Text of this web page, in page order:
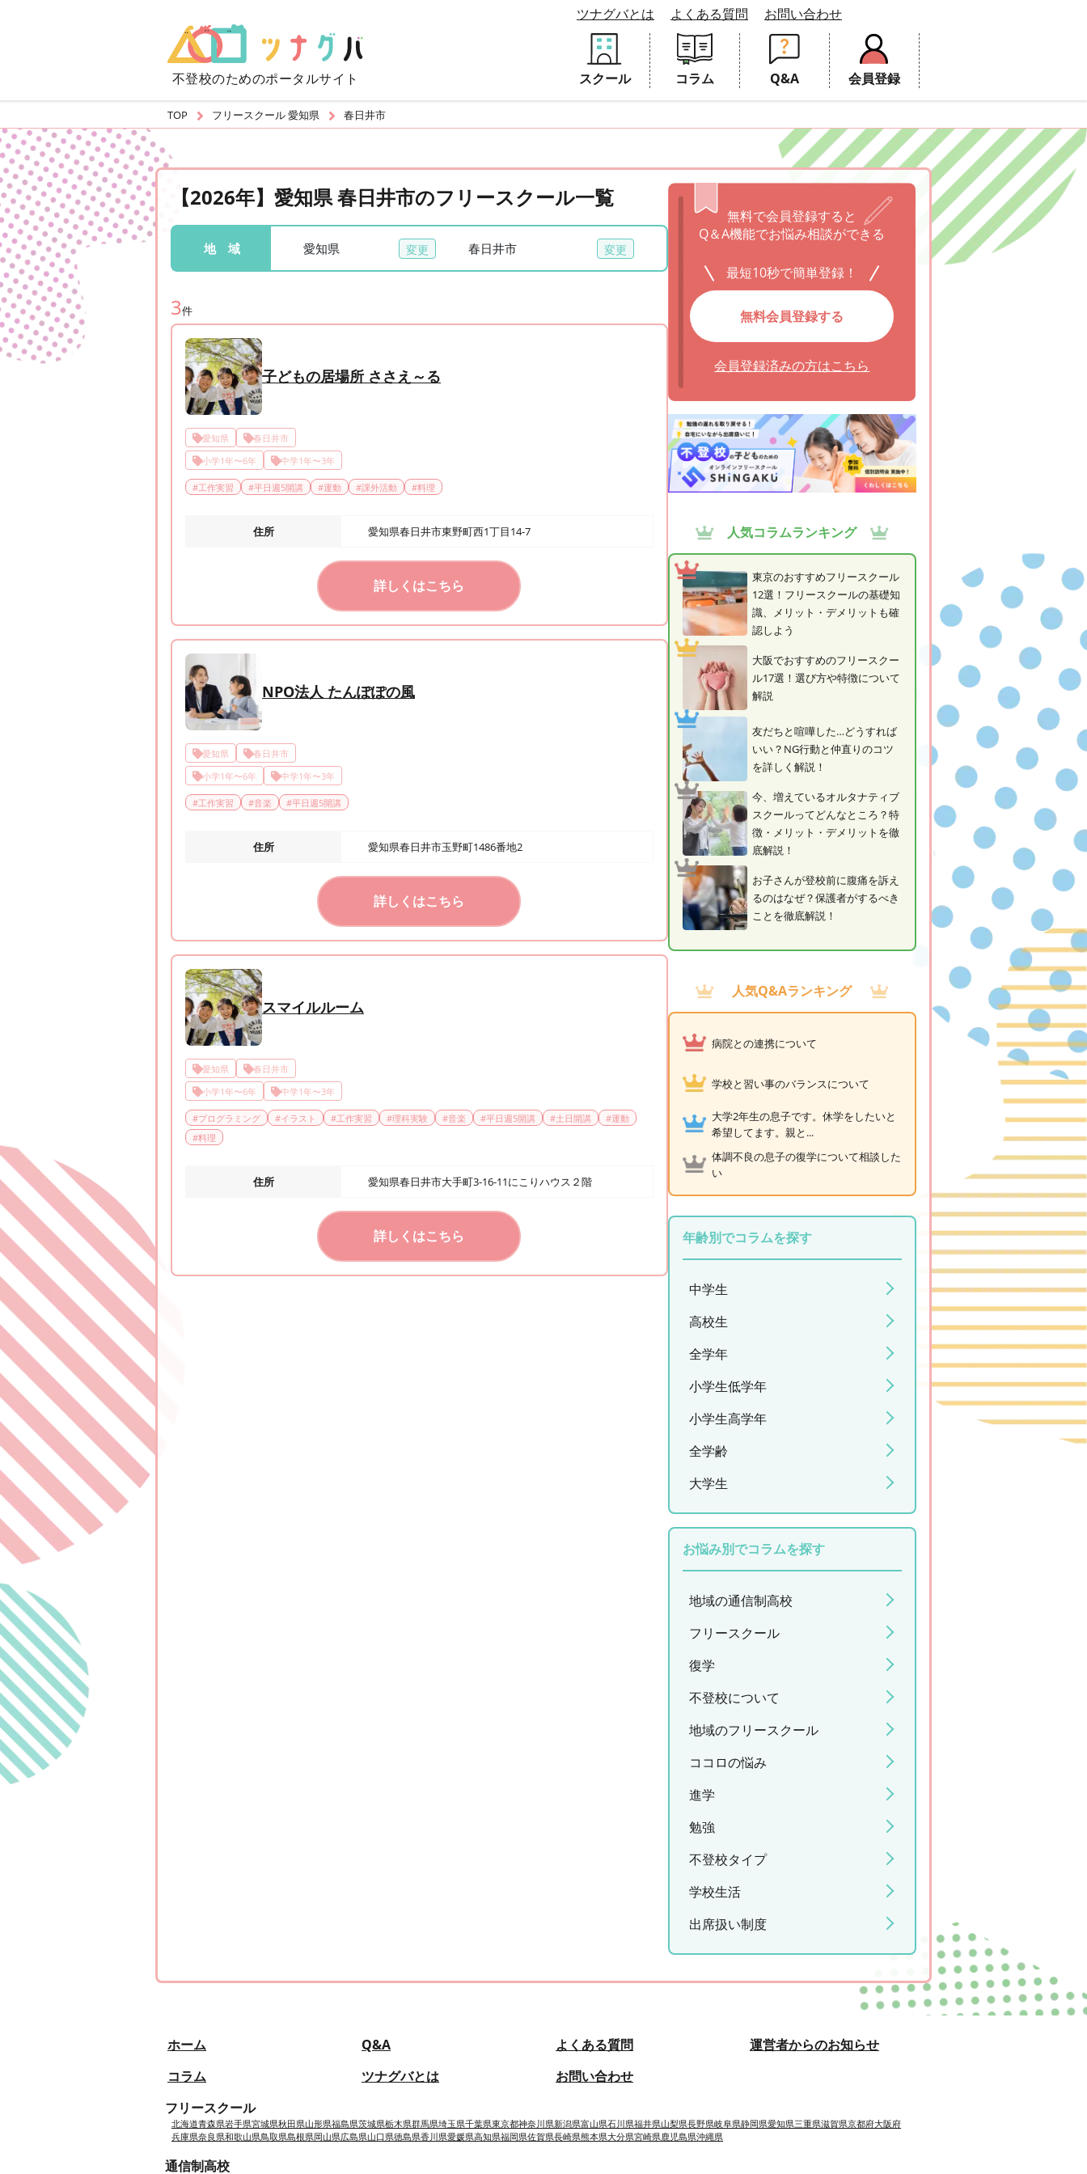
不登校のためのポータルサイト
ツナグバとは よくある質問 お問い合わせ
スクール コラム Q&A 会員登録
TOP フリースクール 愛知県 春日井市
【2026年】愛知県 春日井市のフリースクール一覧
地 域 愛知県 春日井市
3件
子どもの居場所 ささえ～る
愛知県
春日井市
小学1年〜6年
中学1年〜3年
#工作実習 #平日週5開講 #運動 #課外活動 #料理
住所 愛知県春日井市東野町西1丁目14-7
詳しくはこちら
NPO法人 たんぽぽの風
愛知県
春日井市
小学1年〜6年
中学1年〜3年
#工作実習 #音楽 #平日週5開講
住所 愛知県春日井市玉野町1486番地2
詳しくはこちら
スマイルルーム
愛知県
春日井市
小学1年〜6年
中学1年〜3年
#プログラミング #イラスト #工作実習 #理科実験 #音楽 #平日週5開講 #土日開講 #運動
#料理
住所 愛知県春日井市大手町3-16-11にこりハウス２階
詳しくはこちら
無料で会員登録すると
Q＆A機能でお悩み相談ができる
最短10秒で簡単登録！
無料会員登録する
会員登録済みの方はこちら
人気コラムランキング
東京のおすすめフリースクール
12選！フリースクールの基礎知
識、メリット・デメリットも確
認しよう
大阪でおすすめのフリースクー
ル17選！選び方や特徴について
解説
友だちと喧嘩した…どうすれば
いい？NG行動と仲直りのコツ
を詳しく解説！
今、増えているオルタナティブ
スクールってどんなところ？特
徴・メリット・デメリットを徹
底解説！
お子さんが登校前に腹痛を訴え
るのはなぜ？保護者がするべき
ことを徹底解説！
人気Q&Aランキング
病院との連携について
学校と習い事のバランスについて
大学2年生の息子です。休学をしたいと
希望してます。親と...
体調不良の息子の復学について相談した
い
年齢別でコラムを探す
中学生
高校生
全学年
小学生低学年
小学生高学年
全学齢
大学生
お悩み別でコラムを探す
地域の通信制高校
フリースクール
復学
不登校について
地域のフリースクール
ココロの悩み
進学
勉強
不登校タイプ
学校生活
出席扱い制度
ホーム
コラム
Q&A
ツナグバとは
よくある質問
お問い合わせ
運営者からのお知らせ
フリースクール
北海道青森県岩手県宮城県秋田県山形県福島県茨城県栃木県群馬県埼玉県千葉県東京都神奈川県新潟県富山県石川県福井県山梨県長野県岐阜県静岡県愛知県三重県滋賀県京都府大阪府
兵庫県奈良県和歌山県鳥取県島根県岡山県広島県山口県徳島県香川県愛媛県高知県福岡県佐賀県長崎県熊本県大分県宮崎県鹿児島県沖縄県
通信制高校